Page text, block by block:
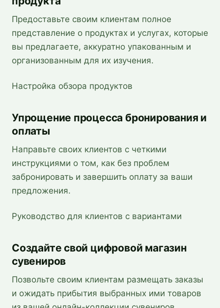
Предоставьте своим клиентам полное
представление о продуктах и услугах, которые
вы предлагаете, аккуратно упакованным и
организованным для их изучения.
Настройка обзора продуктов
Упрощение процесса бронирования и
оплаты
Направьте своих клиентов с четкими
инструкциями о том, как без проблем
забронировать и завершить оплату за ваши
предложения.
Руководство для клиентов с вариантами
Создайте свой цифровой магазин
сувениров
Позвольте своим клиентам размещать заказы
и ожидать прибытия выбранных ими товаров